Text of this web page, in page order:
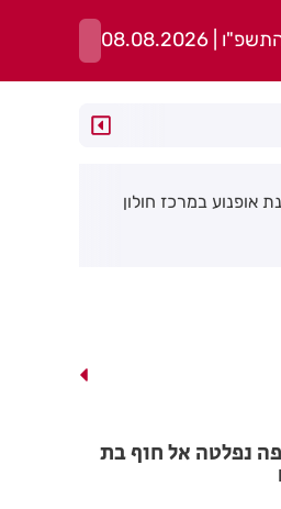
08.08.2026
אל חוף בת ים
נפלטה אל חוף בת